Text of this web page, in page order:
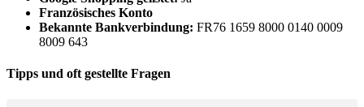
Französisches Konto
Bekannte Bankverbindung: FR76 1659 8000 0140 0009
8009 643
Tipps und oft gestellte Fragen